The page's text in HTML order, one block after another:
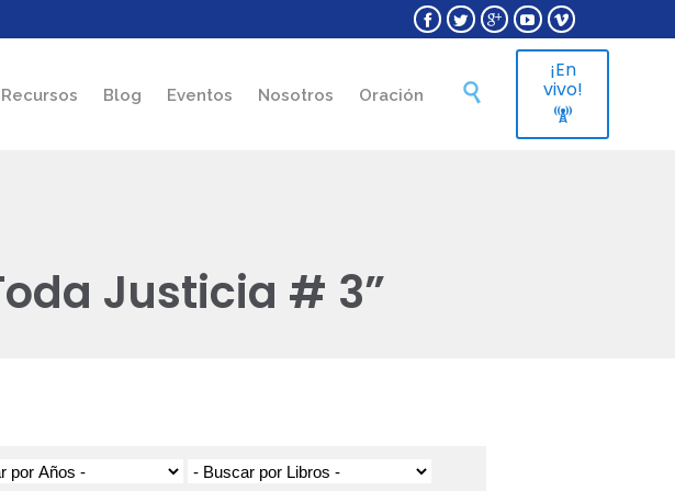
    
Skip
Recursos Blog Eventos Nosotros Oración 
¡En
vivo!

Justicia # 3”